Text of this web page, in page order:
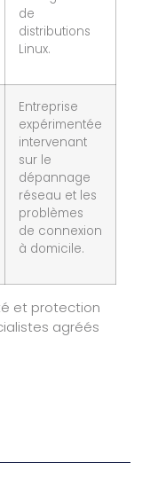
de
distributions
Linux.
Entreprise
expérimentée
intervenant
sur le
dépannage
réseau et les
problèmes
de connexion
à domicile.
et protection
agréés